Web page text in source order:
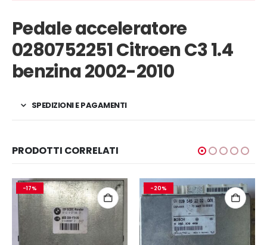
Pedale acceleratore
0280752251 Citroen C3 1.4
benzina 2002-2010
SPEDIZIONI E PAGAMENTI
PRODOTTI CORRELATI
-17% -20%